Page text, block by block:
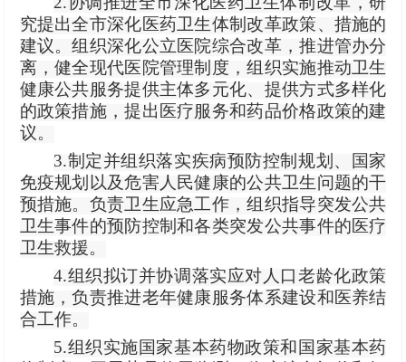
究提出全市深化医药卫生体制改革政策、措施的
建议。组织深化公立医院综合改革，推进管办分
离，健全现代医院管理制度，组织实施推动卫生
健康公共服务提供主体多元化、提供方式多样化
的政策措施，提出医疗服务和药品价格政策的建
议。
3.制定并组织落实疾病预防控制规划、国家
免疫规划以及危害人民健康的公共卫生问题的干
预措施。负责卫生应急工作，组织指导突发公共
卫生事件的预防控制和各类突发公共事件的医疗
卫生救援。
4.组织拟订并协调落实应对人口老龄化政策
措施，负责推进老年健康服务体系建设和医养结
合工作。
5.组织实施国家基本药物政策和国家基本药